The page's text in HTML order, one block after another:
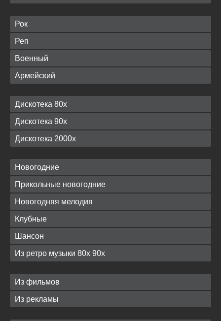
Рок
Реп
Военный
Армейский
Дискотека 80х
Дискотека 90х
Дискотека 2000х
Новогодние
Прикольные новогодние
Новогодняя мелодия
Клубные
Шансон
Из ретро музыки 80х 90х
Из фильмов
Из рекламы